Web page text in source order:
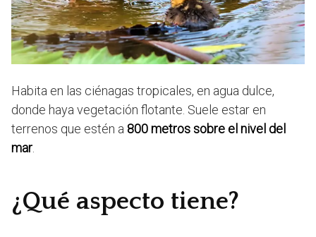
Habita en las ciénagas tropicales, en agua dulce,
donde haya vegetación flotante. Suele estar en
terrenos que estén a 800 metros sobre el nivel del
mar
¿Qué aspecto tiene?